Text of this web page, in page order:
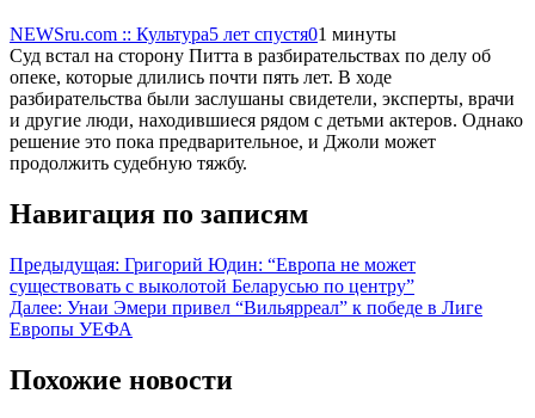
NEWSru.com :: Культура5 лет спустя01 минуты
Суд встал на сторону Питта в разбирательствах по делу об
опеке, которые длились почти пять лет. В ходе
разбирательства были заслушаны свидетели, эксперты, врачи
и другие люди, находившиеся рядом с детьми актеров. Однако
решение это пока предварительное, и Джоли может
продолжить судебную тяжбу.
Навигация по записям
Предыдущая: Григорий Юдин: “Европа не может
существовать с выколотой Беларусью по центру”
Далее: Унаи Эмери привел “Вильярреал” к победе в Лиге
Европы УЕФА
Похожие новости